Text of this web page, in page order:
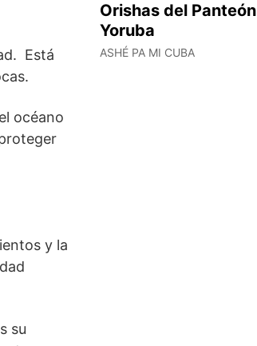
Está
océano
y la
su
Orishas del Panteón
Yoruba
ASHÉ PA MI CUBA